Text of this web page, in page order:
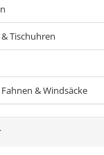
Tischuhren
& Windsäcke